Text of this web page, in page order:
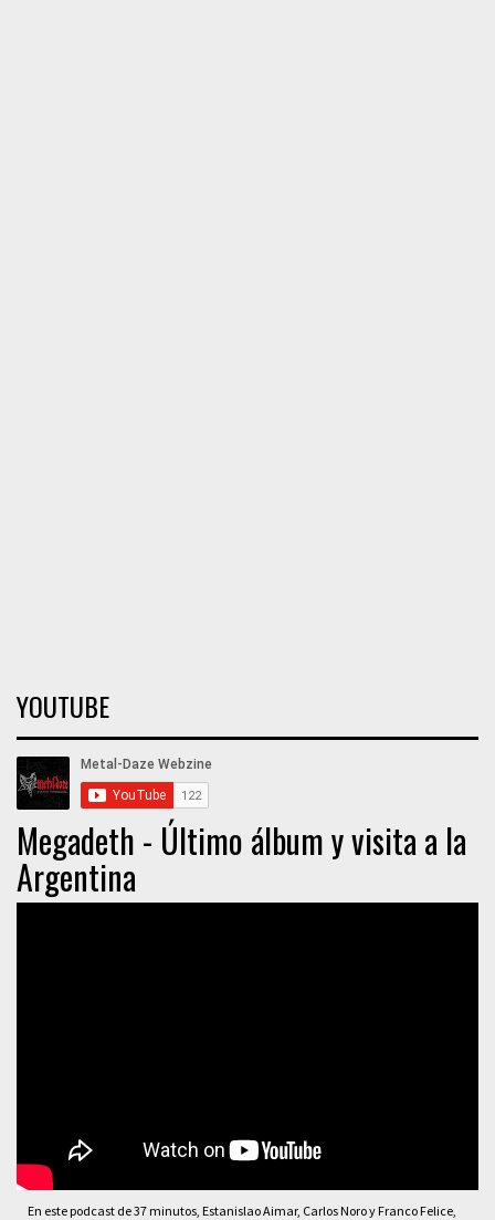
YOUTUBE
Megadeth - Último álbum y visita a la
Argentina
En este podcast de 37 minutos, Estanislao Aimar, Carlos Noro y Franco Felice,